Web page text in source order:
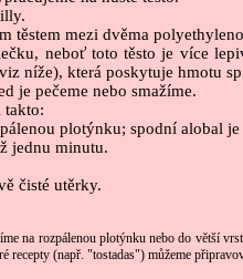
těstem mezi dvěma
neboť toto těsto je více
níže), která poskytuje hmotu
je pečeme nebo smažíme.
takto:
plotýnku; spodní alobal je
jednu minutu.
čisté utěrky.
na rozpálenou plotýnku nebo do větší
(např. "tostadas") můžeme